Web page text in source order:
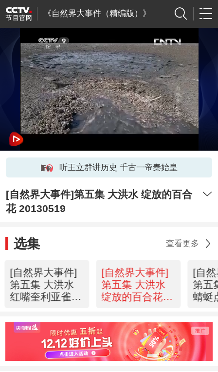
《自然界大事件（精编版）》
听王立群讲历史 千古一帝秦始皇
[自然界大事件]第五集 大洪水 绽放的百合
花 20130519
选集 查看更多
[自然界大事件]
第五集 大洪水
红嘴奎利亚雀
[自然界大事件]
第五集 大洪水
绽放的百合花
[自
第五
蜻蜓